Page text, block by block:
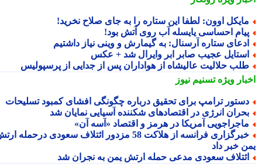
اوون: لطفا این ستاره را به جای صلاح نخرید!
احساسی یایسله آب روی آتش بود!
ستاره آرسنال: به گیمارش و وینی نیاز داشتیم
عجیب صابر ابر وایرال شد + عکس
حلالیت عالیشاه از هواداران پس از جدایی از پرسپولیس
ویژهتسنیم نیوز
ترامپ برای تحقیق درباره چگونگی افشای کمبود تسلیحات
انرژی در اقتصادهای شکننده آسیایی نمایان شد
آمریکا در هرمز و اقتصاد «آسه آن»
خبرگزاری فرانسه از هلاکت 58 مزدور ائتلاف سعودی درحمله ارتش
خبر داد
سعودی مدعی حمله ارتش یمن به نجران شد